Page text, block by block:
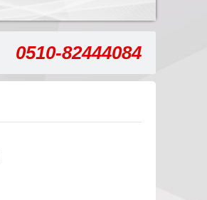
0510-82444084